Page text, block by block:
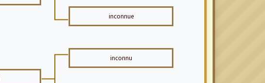
inconnue
inconnu